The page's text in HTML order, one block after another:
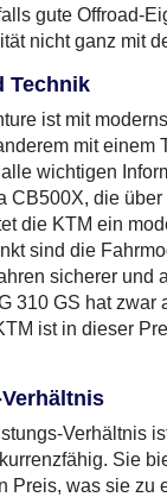
gute Offroad-
nicht ganz mit
Technik
ist mit
mit einem
wichtigen
CB500X, die
die KTM ein
sind die
sicherer und
310 GS hat zwar
ist in dieser
Verhältnis
Sie
Preis, was sie zu